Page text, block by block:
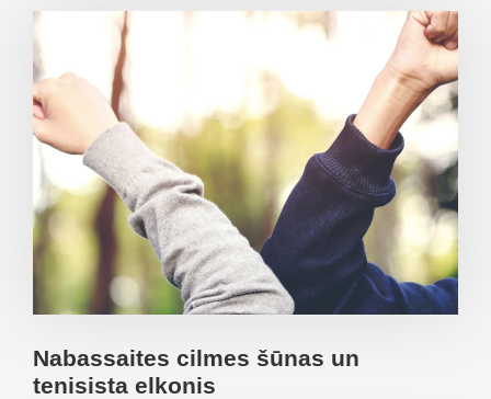
Nabassaites cilmes šūnas un
tenisista elkonis